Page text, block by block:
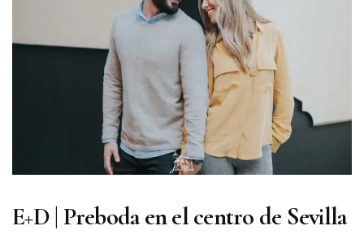
E+D | Preboda en el centro de Sevilla